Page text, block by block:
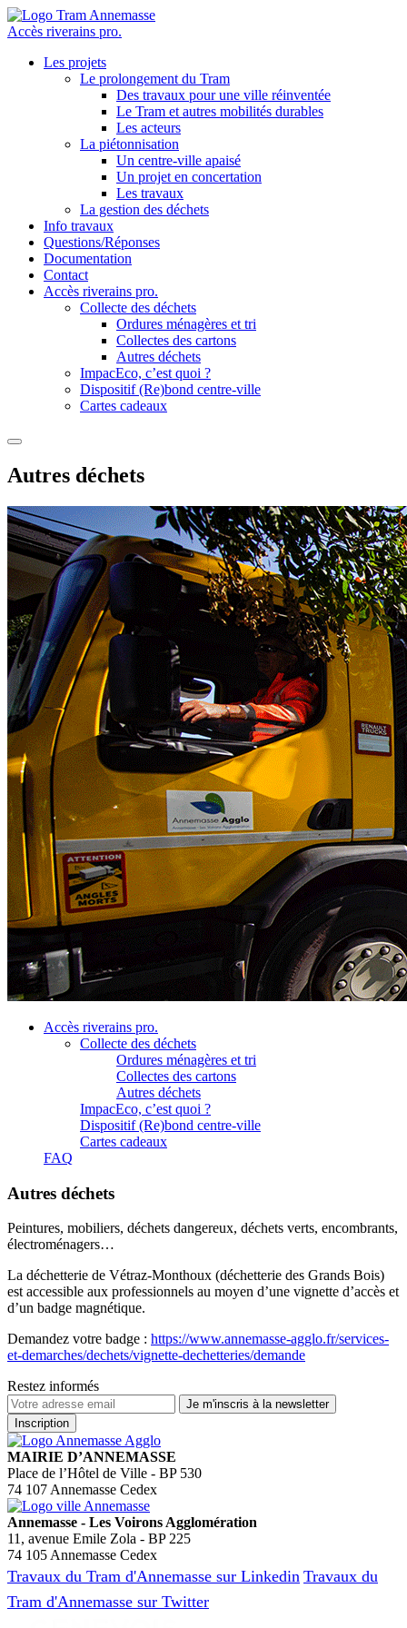
Accès riverains pro.
Les projets
Le prolongement du Tram
Des travaux pour une ville réinventée
Le Tram et autres mobilités durables
Les acteurs
La piétonnisation
Un centre-ville apaisé
Un projet en concertation
Les travaux
La gestion des déchets
Info travaux
Questions/Réponses
Documentation
Contact
Accès riverains pro.
Collecte des déchets
Ordures ménagères et tri
Collectes des cartons
Autres déchets
ImpacEco, c’est quoi ?
Dispositif (Re)bond centre-ville
Cartes cadeaux
Autres déchets
Accès riverains pro.
Collecte des déchets
Ordures ménagères et tri
Collectes des cartons
Autres déchets
ImpacEco, c’est quoi ?
Dispositif (Re)bond centre-ville
Cartes cadeaux
FAQ
Autres déchets
Peintures, mobiliers, déchets dangereux, déchets verts, encombrants,
électroménagers…
La déchetterie de Vétraz-Monthoux (déchetterie des Grands Bois)
est accessible aux professionnels au moyen d’une vignette d’accès et
d’un badge magnétique.
Demandez votre badge : https://www.annemasse-agglo.fr/services-
et-demarches/dechets/vignette-dechetteries/demande
Restez informés
MAIRIE D’ANNEMASSE
Place de l’Hôtel de Ville - BP 530
74 107 Annemasse Cedex
Annemasse - Les Voirons Agglomération
11, avenue Emile Zola - BP 225
74 105 Annemasse Cedex
Travaux du Tram d'Annemasse sur Linkedin Travaux du
Tram d'Annemasse sur Twitter